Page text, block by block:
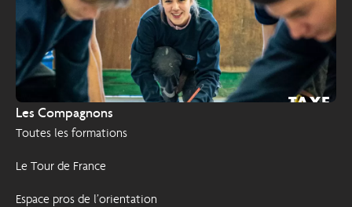
Les Compagnons
Toutes les formations
Le Tour de France
Espace pros de l’orientation
TAXE